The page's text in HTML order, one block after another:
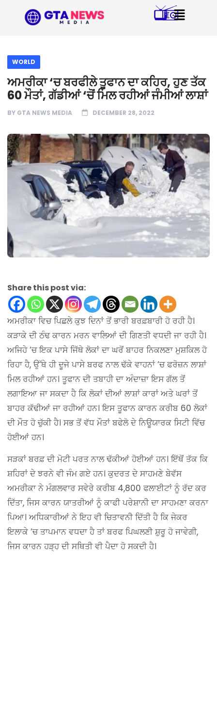
WORLD
ਅਮਰੀਕਾ ‘ਚ ਬਰਫੀਲੇ ਤੂਫਾਨ ਦਾ ਕਹਿਰ, ਹੁਣ ਤੱਕ
60 ਮੌਤਾਂ, ਗੱਡੀਆਂ ‘ਚੋਂ ਮਿਲ ਰਹੀਆਂ ਜੰਮੀਆਂ ਲਾਸ਼ਾਂ
BY GTA NEWS MEDIA DECEMBER 28, 2022
Share this post via:
ਅਮਰੀਕਾ ਵਿਚ ਪਿਛਲੇ ਕੁਝ ਦਿਨਾਂ ਤੋਂ ਭਾਰੀ ਬਰਫ਼ਬਾਰੀ ਹੋ ਰਹੀ ਹੈ।
ਕੜਾਕੇ ਦੀ ਠੰਢ ਕਾਰਨ ਮਰਨ ਵਾਲਿਆਂ ਦੀ ਗਿਣਤੀ ਵਧਦੀ ਜਾ ਰਹੀ ਹੈ।
ਅਜਿਹੇ ‘ਚ ਇਕ ਪਾਸੇ ਜਿੱਥੇ ਲੋਕਾਂ ਦਾ ਘਰੋਂ ਬਾਹਰ ਨਿਕਲਣਾ ਮੁਸ਼ਕਿਲ ਹੋ
ਰਿਹਾ ਹੈ, ਉੱਥੇ ਹੀ ਦੂਜੇ ਪਾਸੇ ਬਰਫ ਨਾਲ ਢੱਕੇ ਵਾਹਨਾਂ ‘ਚ ਫਰੋਜ਼ਨ ਲਾਸ਼ਾਂ
ਮਿਲ ਰਹੀਆਂ ਹਨ। ਤੂਫਾਨ ਦੀ ਤਬਾਹੀ ਦਾ ਅੰਦਾਜ਼ਾ ਇਸ ਗੱਲ ਤੋਂ
ਲਗਾਇਆ ਜਾ ਸਕਦਾ ਹੈ ਕਿ ਲੋਕਾਂ ਦੀਆਂ ਲਾਸ਼ਾਂ ਕਾਰਾਂ ਅਤੇ ਘਰਾਂ ਤੋਂ
ਬਾਹਰ ਕੱਢੀਆਂ ਜਾ ਰਹੀਆਂ ਹਨ। ਇਸ ਤੂਫਾਨ ਕਾਰਨ ਕਰੀਬ 60 ਲੋਕਾਂ
ਦੀ ਮੌਤ ਹੋ ਚੁੱਕੀ ਹੈ। ਸਭ ਤੋਂ ਵੱਧ ਮੌਤਾਂ ਬਫੇਲੋ ਦੇ ਨਿਊਯਾਰਕ ਸਿਟੀ ਵਿੱਚ
ਹੋਈਆਂ ਹਨ।
ਸੜਕਾਂ ਬਰਫ਼ ਦੀ ਮੋਟੀ ਪਰਤ ਨਾਲ ਢੱਕੀਆਂ ਹੋਈਆਂ ਹਨ। ਇੱਥੋਂ ਤੱਕ ਕਿ
ਸ਼ਹਿਰਾਂ ਦੇ ਝਰਨੇ ਵੀ ਜੰਮ ਗਏ ਹਨ। ਕੁਦਰਤ ਦੇ ਸਾਹਮਣੇ ਬੇਵੱਸ
ਅਮਰੀਕਾ ਨੇ ਮੰਗਲਵਾਰ ਸਵੇਰੇ ਕਰੀਬ 4,800 ਫਲਾਈਟਾਂ ਨੂੰ ਰੱਦ ਕਰ
ਦਿੱਤਾ, ਜਿਸ ਕਾਰਨ ਯਾਤਰੀਆਂ ਨੂੰ ਕਾਫੀ ਪਰੇਸ਼ਾਨੀ ਦਾ ਸਾਹਮਣਾ ਕਰਨਾ
ਪਿਆ। ਅਧਿਕਾਰੀਆਂ ਨੇ ਇਹ ਵੀ ਚਿਤਾਵਨੀ ਦਿੱਤੀ ਹੈ ਕਿ ਜੇਕਰ
ਇਲਾਕੇ ‘ਚ ਤਾਪਮਾਨ ਵਧਦਾ ਹੈ ਤਾਂ ਬਰਫ ਪਿਘਲਣੀ ਸ਼ੁਰੂ ਹੋ ਜਾਵੇਗੀ,
ਜਿਸ ਕਾਰਨ ਹੜ੍ਹ ਦੀ ਸਥਿਤੀ ਵੀ ਪੈਦਾ ਹੋ ਸਕਦੀ ਹੈ।